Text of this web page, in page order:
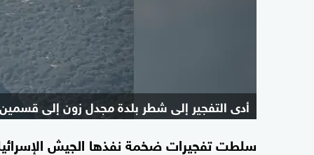
أدى التفجير إلى شطر بلدة مجدل زون إلى قسمين
سلطت تفجيرات ضخمة نفذها الجيش